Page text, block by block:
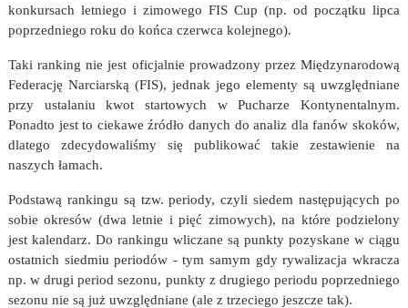
konkursach letniego i zimowego FIS Cup (np. od początku lipca
poprzedniego roku do końca czerwca kolejnego).
Taki ranking nie jest oficjalnie prowadzony przez Międzynarodową
Federację Narciarską (FIS), jednak jego elementy są uwzględniane
przy ustalaniu kwot startowych w Pucharze Kontynentalnym.
Ponadto jest to ciekawe źródło danych do analiz dla fanów skoków,
dlatego zdecydowaliśmy się publikować takie zestawienie na
naszych łamach.
Podstawą rankingu są tzw. periody, czyli siedem następujących po
sobie okresów (dwa letnie i pięć zimowych), na które podzielony
jest kalendarz. Do rankingu wliczane są punkty pozyskane w ciągu
ostatnich siedmiu periodów - tym samym gdy rywalizacja wkracza
np. w drugi period sezonu, punkty z drugiego periodu poprzedniego
sezonu nie są już uwzględniane (ale z trzeciego jeszcze tak).